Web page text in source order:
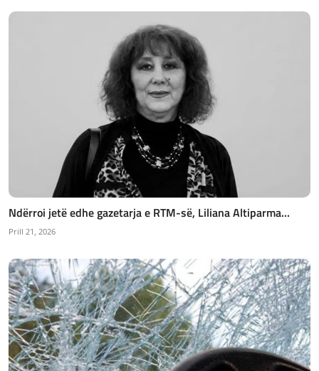
Ndërroi jetë edhe gazetarja e RTM-së, Liliana Altiparma...
Prill 21, 2026